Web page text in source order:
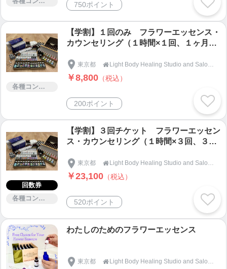
持ちよくやりたいというならぜひフローヨガへ！
ポーズをしながら深い呼吸を意識していくことで、
動きながら瞑想状態に入ることが出来ます。
連続した動きで身体の伸びを感じる事も出来、終わ
った後のすっきりとした感覚はフローならではで
す。
きっと他のクラスとは違った気持ちよさを感じるこ
とができるでしょう。
難易度：☆☆☆☆
運動量：☆☆☆☆
◆ベビーとヨガ◆ 生後３ヶ月から歩き出す前ま
での赤ちゃんを連れて参加していただけるクラスで
す。
産後の骨盤の開きを矯正したい、運動不足を解消し
たい、産後太りから早く抜け出したい。産後のママ
の身体は本来適度な運動が必要ですが、そんな時間
が取りづらいし、そんな気にもなれない。小さな赤
ちゃんが一緒だとなかなか外に出る機会も少なく、
家にこもりがちな方もおおいのではないでしょう
750ポイント
各種コンサルティング
【学割】１回のみ フラワーエッセンス・
カウンセリング（１時間×１回、１ヶ月分
東京都 
￥8,800 （税込）
200ポイント
回数券
各種コンサルティング
【学割】３回チケット フラワーエッセン
ス・カウンセリング（１時間×３回、３ヶ
東京都  Light Body Healing Studio and Salon『Ganesha』ガネーシャ
￥23,100 （税込）
520ポイント
わたしのためのフラワーエッセンス
東京都  Light Body Healing Studio and Salon『Ganesha』ガネーシャ